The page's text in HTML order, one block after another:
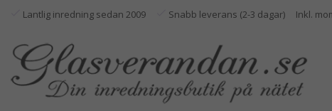
Lantlig inredning sedan 2009 Snabb leverans (2-3 dagar)